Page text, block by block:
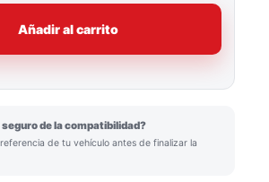
Añadir al carrito
de la compatibilidad?
de tu vehículo antes de finalizar la